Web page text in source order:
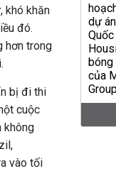
khó khăn
đó.
hơn trong
bị đi thi
cuộc
không
vào tối